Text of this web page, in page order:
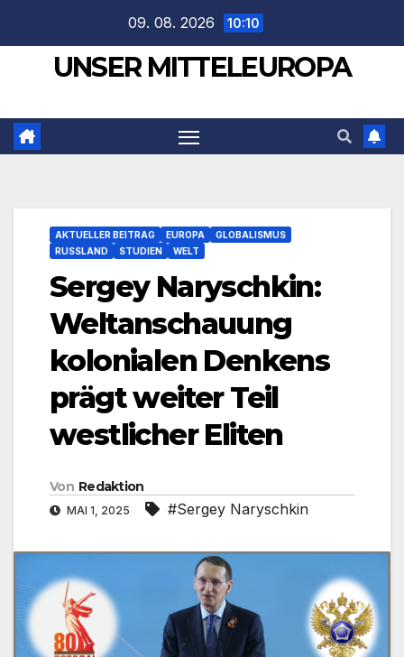
springen
09. 08. 2026 10:10
UNSER MITTELEUROPA
AKTUELLER BEITRAG EUROPA
GLOBALISMUS
RUSSLAND
STUDIEN WELT
Sergey Naryschkin:
Weltanschauung
kolonialen Denkens
prägt weiter Teil
westlicher Eliten
Von Redaktion
MAI 1, 2025 #Sergey Naryschkin